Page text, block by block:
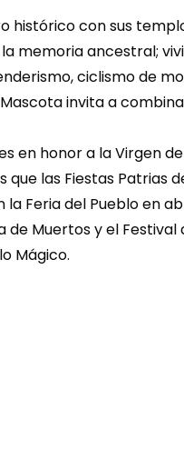
histórico con sus
memoria ancestral;
ciclismo de
invita a
las Fiestas Patrias
Feria del Pueblo en
Muertos y el
Mágico.